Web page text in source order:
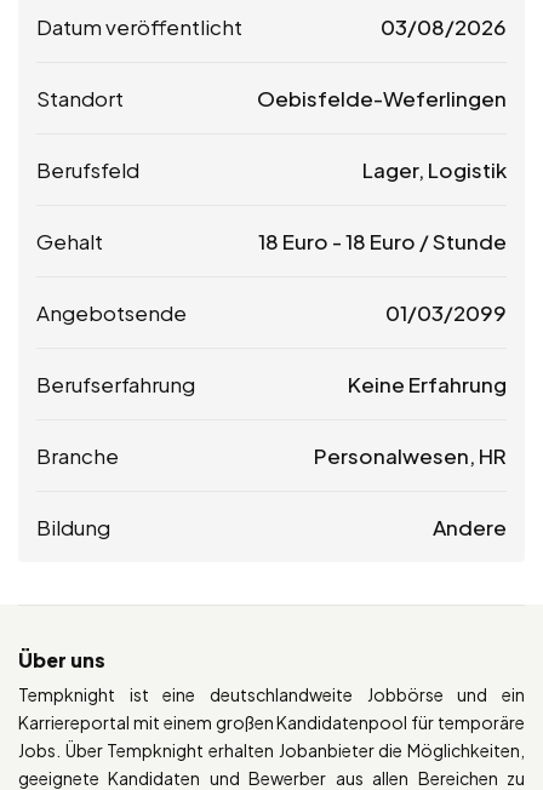
Datum veröffentlicht 03/08/2026
Standort Oebisfelde-Weferlingen
Berufsfeld Lager, Logistik
Gehalt 18 Euro -18 Euro / Stunde
Angebotsende 01/03/2099
Berufserfahrung Keine Erfahrung
Branche Personalwesen, HR
Bildung Andere
Über uns
Tempknight ist eine deutschlandweite Jobbörse und ein
Karriereportal mit einem großen Kandidatenpool für temporäre
Jobs. Über Tempknight erhalten Jobanbieter die Möglichkeiten,
geeignete Kandidaten und Bewerber aus allen Bereichen zu